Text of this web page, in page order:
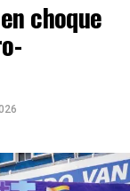
choque